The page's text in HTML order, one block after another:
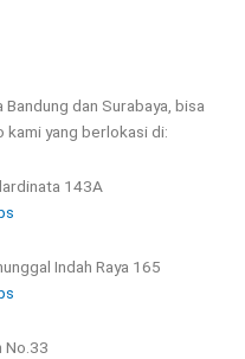
dan Surabaya, bisa
kami yang berlokasi di:
143A
Indah Raya 165
No.33